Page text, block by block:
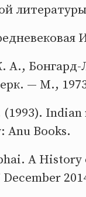
А.,
— М.,
(1993).
Anu Books.
A